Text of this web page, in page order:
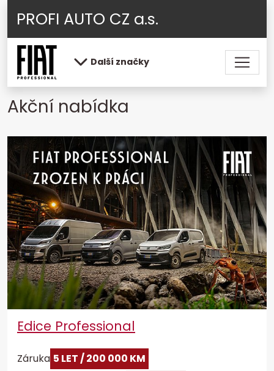
PROFI AUTO CZ a.s.
Další značky
Akční nabídka
Edice Professional
Záruka 5 LET / 200 000 KM